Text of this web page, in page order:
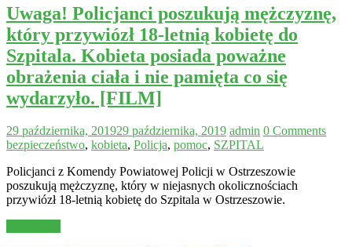
Uwaga! Policjanci poszukują mężczyznę,
który przywiózł 18-letnią kobietę do
Szpitala. Kobieta posiada poważne
obrażenia ciała i nie pamięta co się
wydarzyło. [FILM]
29 października, 201929 października, 2019 admin 0 Comments
bezpieczeństwo, kobieta, Policja, pomoc, SZPITAL
Policjanci z Komendy Powiatowej Policji w Ostrzeszowie
poszukują mężczyznę, który w niejasnych okolicznościach
przywiózł 18-letnią kobietę do Szpitala w Ostrzeszowie.